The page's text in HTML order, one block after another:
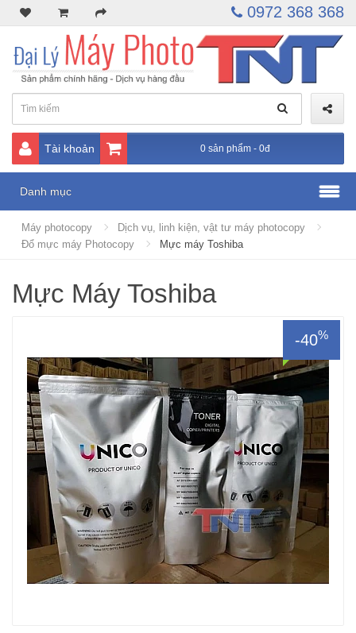
0972 368 368
Tài khoản 0 sản phẩm - 0đ
Danh mục
Máy photocopy
Dịch vụ, linh kiện, vật tư máy photocopy
Đổ mực máy Photocopy
Mực máy Toshiba
Mực Máy Toshiba
-40%